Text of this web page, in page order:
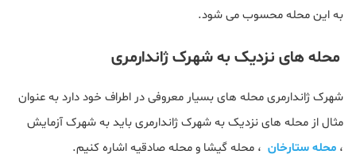
به این محله محسوب می شود.
محله‌ های نزدیک به شهرک ژاندارمری
شهرک ژاندارمری محله های بسیار معروفی در اطراف خود دارد به عنوان
مثال از محله های نزدیک به شهرک ژاندارمری باید به شهرک آزمایش
، محله ستارخان ، محله گیشا و محله صادقیه اشاره کنیم.